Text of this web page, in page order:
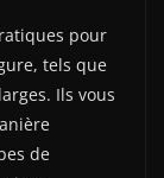
pour
tels que
Ils vous
de